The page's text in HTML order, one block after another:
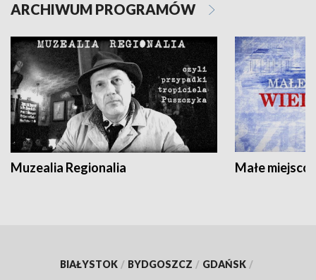
ARCHIWUM PROGRAMÓW
Muzealia Regionalia Małe
BIAŁYSTOK / BYDGOSZCZ / GDAŃSK /